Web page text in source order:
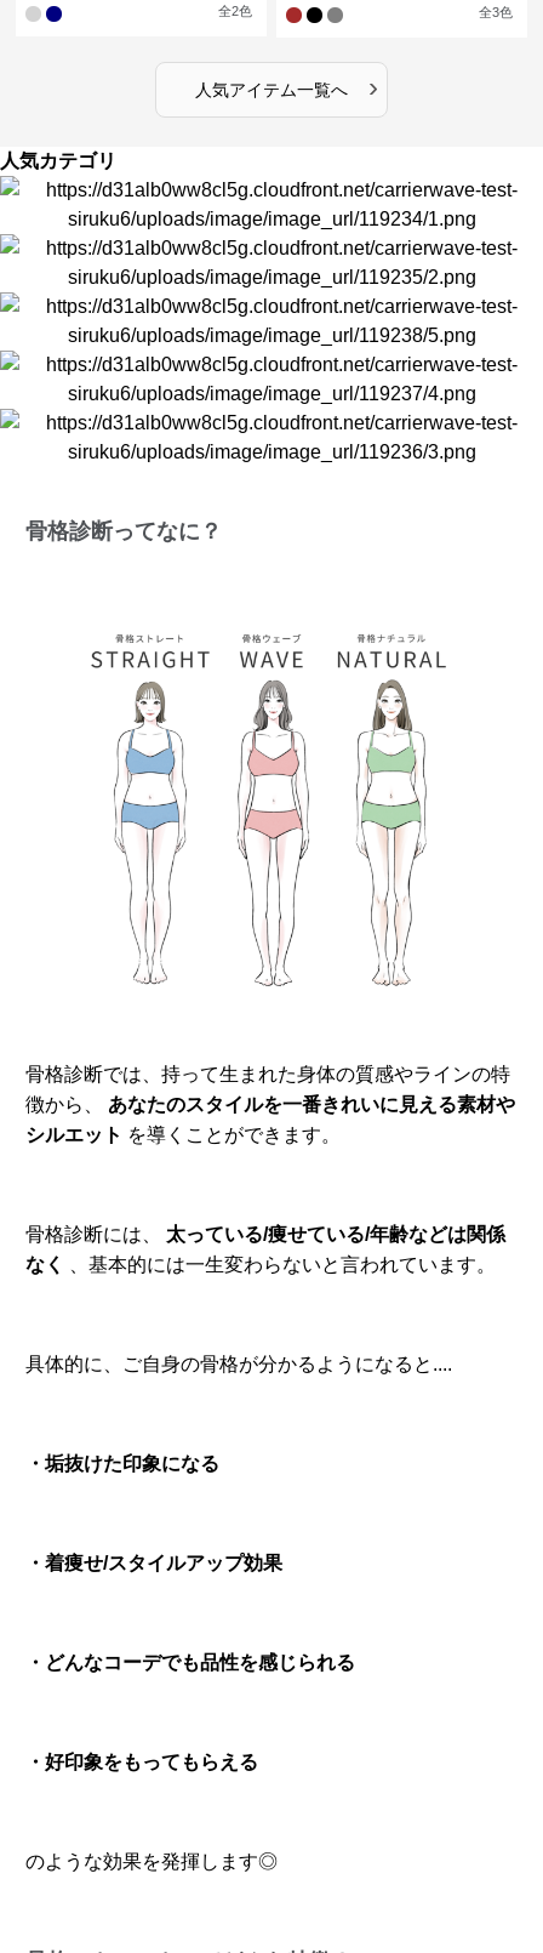
全2色 全3色
人気アイテム一覧へ ›
人気カテゴリ
骨格診断ってなに？
骨格診断では、持って生まれた身体の質感やラインの特
徴から、 あなたのスタイルを一番きれいに見える素材や
シルエット を導くことができます。
骨格診断には、 太っている/痩せている/年齢などは関係
なく
、基本的には一生変わらないと言われています。
具体的に、ご自身の骨格が分かるようになると....
・垢抜けた印象になる
・着痩せ/スタイルアップ効果
・どんなコーデでも品性を感じられる
・好印象をもってもらえる
のような効果を発揮します◎